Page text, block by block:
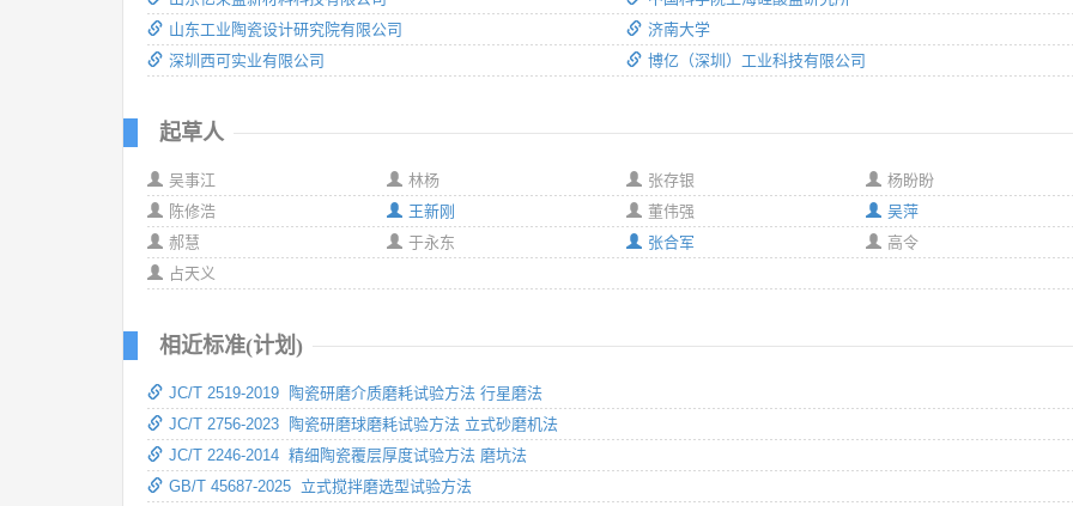
山东工业陶瓷设计研究院有限公司
深圳西可实业有限公司
济南大学
博亿（深圳）工业科技有限公司
起草人
吴事江
林杨
陈修浩
王新刚
郝慧
于永东
占天义
张存银
杨盼盼
董伟强
吴萍
张合军
高令
相近标准(计划)
JC/T 2519-2019 陶瓷研磨介质磨耗试验方法 行星磨法
JC/T 2756-2023 陶瓷研磨球磨耗试验方法 立式砂磨机法
JC/T 2246-2014 精细陶瓷覆层厚度试验方法 磨坑法
GB/T 45687-2025 立式搅拌磨选型试验方法